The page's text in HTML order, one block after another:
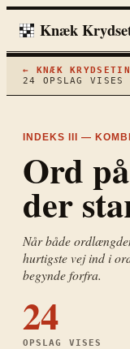
Knæk
← KNÆK KRYDSET
24
OPSLAG VISES
INDEKS III —
Ord
der
Når både
hurtigste vej ind i
begynde forfra.
24
OPSLAG VISES